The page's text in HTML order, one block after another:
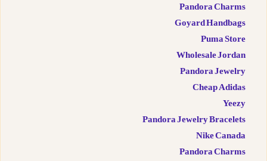
Pandora Charms
Goyard Handbags
Puma Store
Wholesale Jordan
Pandora Jewelry
Cheap Adidas
Yeezy
Pandora Jewelry Bracelets
Nike Canada
Pandora Charms